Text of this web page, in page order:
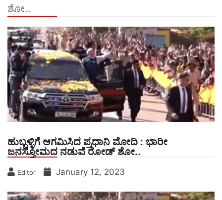
ಶೋ..
ಹುಬ್ಬಳ್ಳಿಗೆ ಆಗಮಿಸಿದ ಪ್ರಧಾನಿ ಮೋದಿ : ಭಾರೀ
ಜನಸ್ತೋಮದ ನಡುವೆ ರೋಡ್ ಶೋ..
Editor January 12, 2023